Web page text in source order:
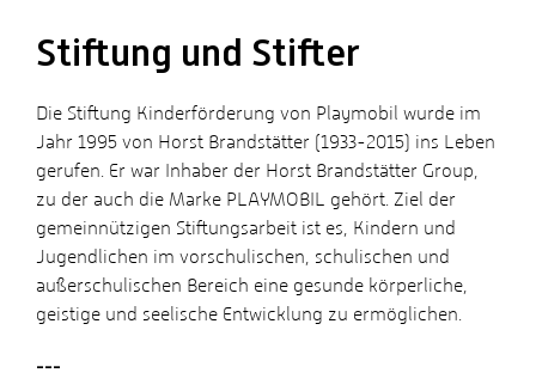
Stiftung und Stifter
Die Stiftung Kinderförderung von Playmobil wurde im
Jahr 1995 von Horst Brandstätter (1933-2015) ins Leben
gerufen. Er war Inhaber der Horst Brandstätter Group,
zu der auch die Marke PLAYMOBIL gehört. Ziel der
gemeinnützigen Stiftungsarbeit ist es, Kindern und
Jugendlichen im vorschulischen, schulischen und
außerschulischen Bereich eine gesunde körperliche,
geistige und seelische Entwicklung zu ermöglichen.
---